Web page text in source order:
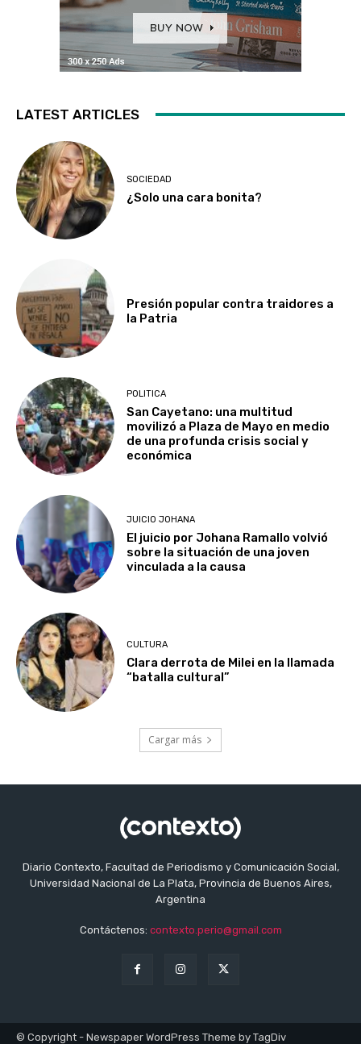
LATEST ARTICLES
SOCIEDAD
¿Solo una cara bonita?
Presión popular contra traidores a
la Patria
POLITICA
San Cayetano: una multitud
movilizó a Plaza de Mayo en medio
de una profunda crisis social y
económica
JUICIO JOHANA
El juicio por Johana Ramallo volvió
sobre la situación de una joven
vinculada a la causa
CULTURA
Clara derrota de Milei en la llamada
“batalla cultural”
Cargar más
Diario Contexto, Facultad de Periodismo y Comunicación Social,
Universidad Nacional de La Plata, Provincia de Buenos Aires,
Argentina
Contáctenos: contexto.perio@gmail.com
© Copyright - Newspaper WordPress Theme by TagDiv